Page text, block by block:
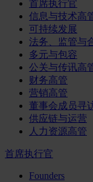
首席执行官
信息与技术高
可持续发展
法务、监管与
多元与包容
公关与传讯高
财务高管
营销高管
董事会成员寻
供应链与运营
人力资源高管
首席执行官
Founders